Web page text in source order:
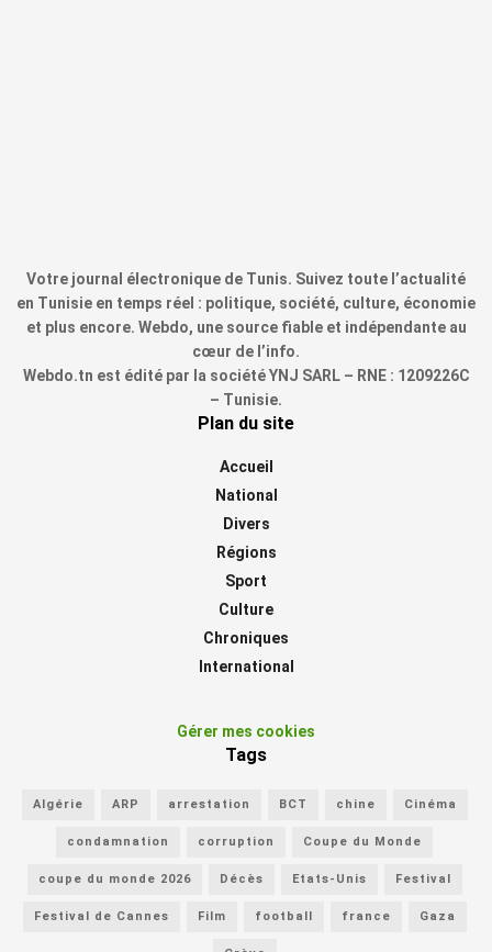
Votre journal électronique de Tunis. Suivez toute l’actualité
en Tunisie en temps réel : politique, société, culture, économie
et plus encore. Webdo, une source fiable et indépendante au
cœur de l’info.
Webdo.tn est édité par la société YNJ SARL – RNE : 1209226C
– Tunisie.
Plan du site
Accueil
National
Divers
Régions
Sport
Culture
Chroniques
International
Gérer mes cookies
Tags
Algérie ARP arrestation BCT chine Cinéma
condamnation corruption Coupe du Monde
coupe du monde 2026 Décès Etats-Unis Festival
Festival de Cannes Film football france Gaza